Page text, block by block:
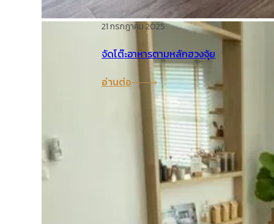
21 กรกฎาคม 2025
จัดโต๊ะอาหารตามหลักฮวงจุ้ย
อ่านต่อ